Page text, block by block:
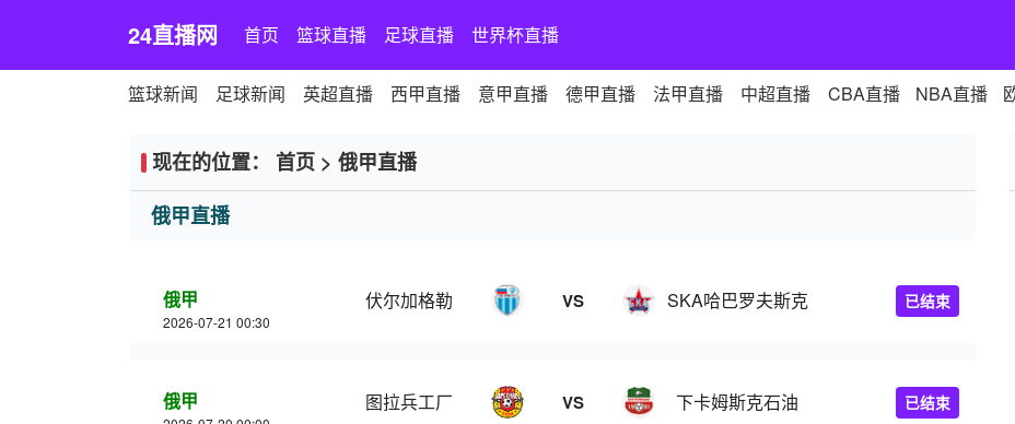
24直播网 首页 篮球直播 足球直播 世界杯直播
篮球新闻 足球新闻 英超直播 西甲直播 意甲直播 德甲直播 法甲直播 中超直播 CBA直播 NBA直播
现在的位置： 首页 > 俄甲直播
俄甲直播
俄甲
2026-07-21 00:30
伏尔加格勒 VS SKA哈巴罗夫斯克 已结束
俄甲 图拉兵工厂 VS 下卡姆斯克石油 已结束